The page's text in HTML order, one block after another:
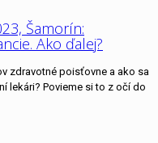
Šamorín:
Ako ďalej?
zdravotné poisťovne a ako sa
lekári? Povieme si to z očí do